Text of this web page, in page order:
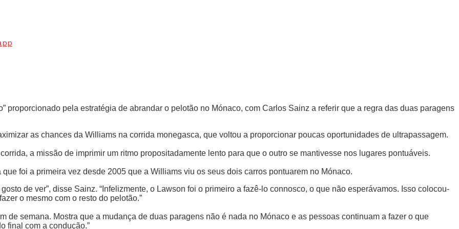
proporcionado pela estratégia de abrandar o pelotão no Mónaco, com Carlos Sainz a referir que a regra das duas paragens
as chances da Williams na corrida monegasca, que voltou a proporcionar poucas oportunidades de ultrapassagem.
a missão de imprimir um ritmo propositadamente lento para que o outro se mantivesse nos lugares pontuáveis.
foi a primeira vez desde 2005 que a Williams viu os seus dois carros pontuarem no Mónaco.
de ver”, disse Sainz. “Infelizmente, o Lawson foi o primeiro a fazê-lo connosco, o que não esperávamos. Isso colocou-
o mesmo com o resto do pelotão.”
de semana. Mostra que a mudança de duas paragens não é nada no Mónaco e as pessoas continuam a fazer o que
final com a condução.”